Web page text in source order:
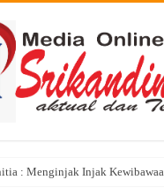
: Menginjak Injak